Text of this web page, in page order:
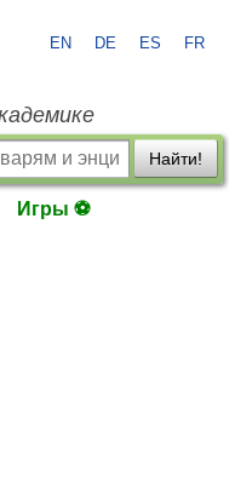
EN DE ES FR
Найти!
Игры ⚽